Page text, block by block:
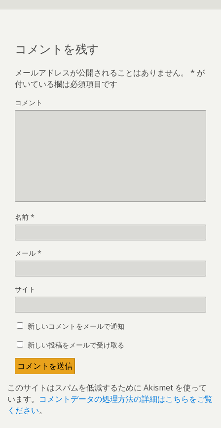
コメントを残す
メールアドレスが公開されることはありません。 * が
付いている欄は必須項目です
コメント
名前 *
メール *
サイト
新しいコメントをメールで通知
新しい投稿をメールで受け取る
このサイトはスパムを低減するために Akismet を使って
います。 コメントデータの処理方法の詳細はこちらをご覧
ください。